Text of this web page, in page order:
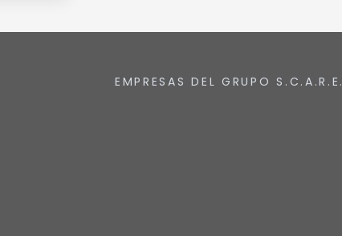
EMPRESAS DEL GRUPO S.C.A.R.E.